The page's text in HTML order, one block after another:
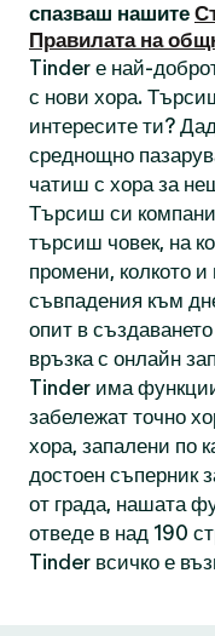
спазваш нашите
Правилата на
Tinder е най-
с нови хора.
интересите ти?
среднощно
чатиш с хора за
Търсиш си
търсиш човек, на
промени, колкото
съвпадения към
опит в
връзка с онлайн
Tinder има
забележат точно
хора, запалени по
достоен съперник
от града, нашата
отведе в над 190
Tinder всичко е